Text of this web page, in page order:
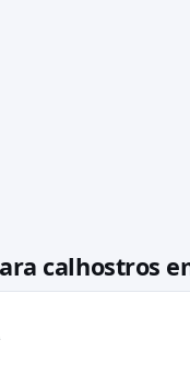
calhostros